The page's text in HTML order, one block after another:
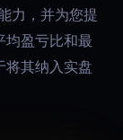
力，并为您提
盈亏比和最
其纳入实盘